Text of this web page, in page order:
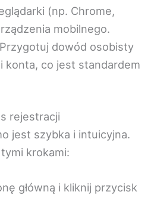
(np. Chrome,
mobilnego.
Przygotuj dowód osobisty
konta, co jest standardem
rejestracji
jest szybka i intuicyjna.
krokami:
główną i kliknij przycisk